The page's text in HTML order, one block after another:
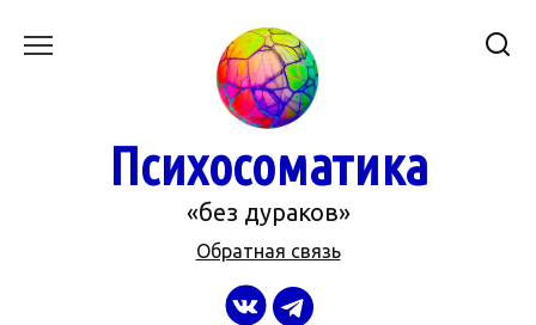
Психосоматика
«без дураков»
Обратная связь